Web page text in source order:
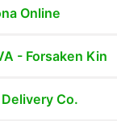
Online
- Forsaken Kin
Delivery Co.